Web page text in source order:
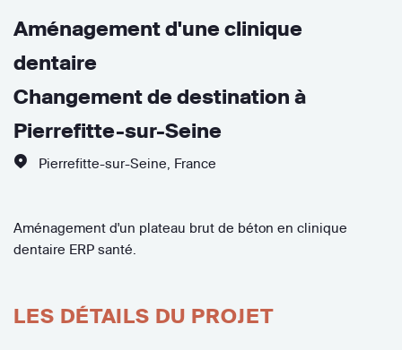
Aménagement d'une clinique
dentaire
Changement de destination à
Pierrefitte-sur-Seine
Pierrefitte-sur-Seine France
Aménagement d'un plateau brut de béton en clinique
dentaire ERP santé.
LES DÉTAILS DU PROJET